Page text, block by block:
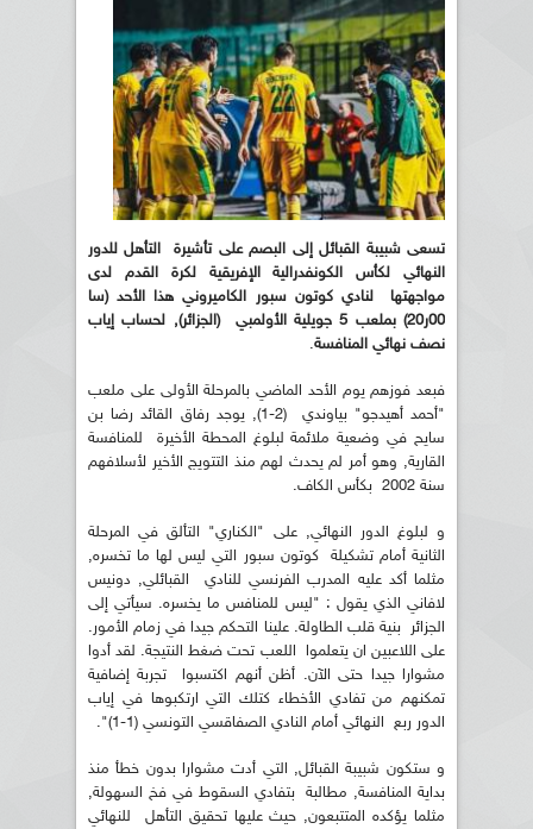
تسعى شبيبة القبائل إلى البصم على تأشيرة التأهل للدور
النهائي لكأس الكونفدرالية الإفريقية لكرة القدم لدى
مواجهتها لنادي كوتون سبور الكاميروني هذا الأحد (سا
00ر20) بملعب 5 جويلية الأولمبي (الجزائر), لحساب إياب
نصف نهائي المنافسة.
فبعد فوزهم يوم الأحد الماضي بالمرحلة الأولى على ملعب
"أحمد أهيدجو" بياوندي (2-1), يوجد رفاق القائد رضا بن
سايح في وضعية ملائمة لبلوغ المحطة الأخيرة للمنافسة
القارية, وهو أمر لم يحدث لهم منذ التتويج الأخير لأسلافهم
سنة 2002 بكأس الكاف.
و لبلوغ الدور النهائي, على "الكناري" التألق في المرحلة
الثانية أمام تشكيلة كوتون سبور التي ليس لها ما تخسره,
مثلما أكد عليه المدرب الفرنسي للنادي القبائلي, دونيس
لافاني الذي يقول : "ليس للمنافس ما يخسره. سيأتي إلى
الجزائر بنية قلب الطاولة. علينا التحكم جيدا في زمام الأمور.
على اللاعبين ان يتعلموا اللعب تحت ضغط النتيجة. لقد أدوا
مشوارا جيدا حتى الآن. أظن أنهم اكتسبوا تجربة إضافية
تمكنهم من تفادي الأخطاء كتلك التي ارتكبوها في إياب
الدور ربع النهائي أمام النادي الصفاقسي التونسي (1-1)".
و ستكون شبيبة القبائل, التي أدت مشوارا بدون خطأ منذ
بداية المنافسة, مطالبة بتفادي السقوط في فخ السهولة,
مثلما يؤكده المتتبعون, حيث عليها تحقيق التأهل للنهائي